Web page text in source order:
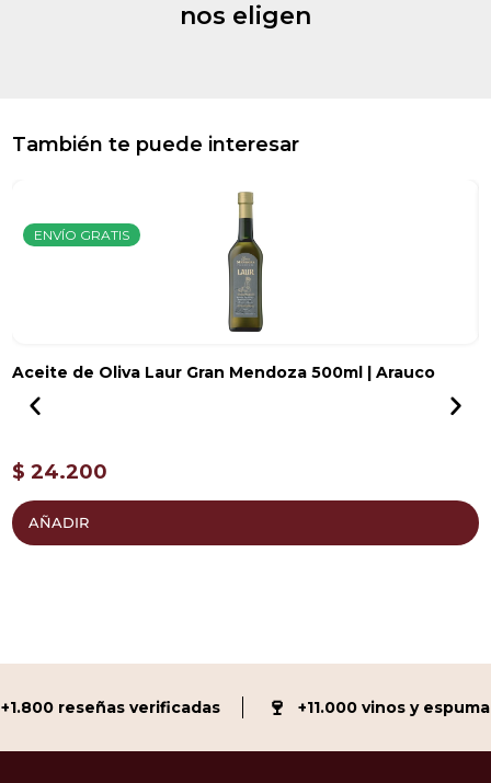
nos eligen
También te puede interesar
ENVÍO GRATIS
Aceite de Oliva Laur Gran Mendoza 500ml | Arauco
$ 24.200
AÑADIR
reseñas verificadas +11.000 vinos y